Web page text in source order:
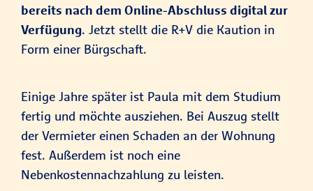
bereits nach dem Online-Abschluss digital zur
Verfügung. Jetzt stellt die R+V die Kaution in
Form einer Bürgschaft.
Einige Jahre später ist Paula mit dem Studium
fertig und möchte ausziehen. Bei Auszug stellt
der Vermieter einen Schaden an der Wohnung
fest. Außerdem ist noch eine
Nebenkostennachzahlung zu leisten.